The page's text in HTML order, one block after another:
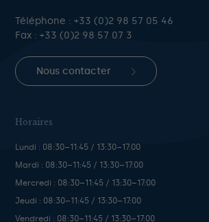
Téléphone :+33 (0)2 98 57 05 46
Fax : +33 (0)2 98 57 07 3
Nous contacter
Horaires
Lundi : 08:30–11:45 / 13:30–17:00
Mardi : 08:30–11:45 / 13:30–17:00
Mercredi : 08:30–11:45 / 13:30–17:00
Jeudi : 08:30–11:45 / 13:30–17:00
Vendredi : 08:30–11:45 / 13:30–17:00